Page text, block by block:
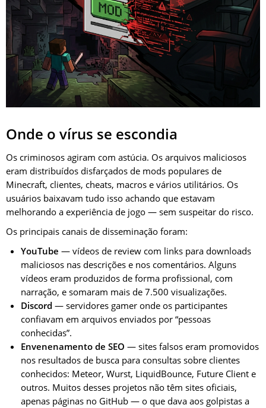
Onde o vírus se escondia
Os criminosos agiram com astúcia. Os arquivos maliciosos
eram distribuídos disfarçados de mods populares de
Minecraft, clientes, cheats, macros e vários utilitários. Os
usuários baixavam tudo isso achando que estavam
melhorando a experiência de jogo — sem suspeitar do risco.
Os principais canais de disseminação foram:
YouTube — vídeos de review com links para downloads
maliciosos nas descrições e nos comentários. Alguns
vídeos eram produzidos de forma profissional, com
narração, e somaram mais de 7.500 visualizações.
Discord — servidores gamer onde os participantes
confiavam em arquivos enviados por “pessoas
conhecidas”.
Envenenamento de SEO — sites falsos eram promovidos
nos resultados de busca para consultas sobre clientes
conhecidos: Meteor, Wurst, LiquidBounce, Future Client e
outros. Muitos desses projetos não têm sites oficiais,
apenas páginas no GitHub — o que dava aos golpistas a